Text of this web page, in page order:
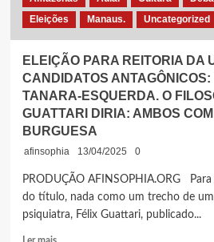
Eleições
Manaus. Uncategorized
ELEIÇÃO PARA REITORIA DA
CANDIDATOS
TANARA-ESQUERDA. O
GUATTARI DIRIA: AMBOS
BURGUESA
afinsophia 13/04/2025 0
PRODUÇÃO AFINSOPHIA.ORG
do título, nada como um trecho de
psiquiatra, Félix Guattari, publicado...
Leia